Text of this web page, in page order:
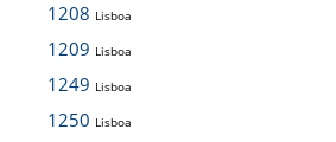
1208 Lisboa
1209 Lisboa
1249 Lisboa
1250 Lisboa